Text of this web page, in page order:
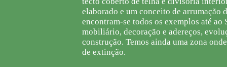
elaborado e um conceito de arrumação
encontram-se todos os exemplos até
mobiliário, decoração e adereços,
construção. Temos ainda uma zona
de extinção.